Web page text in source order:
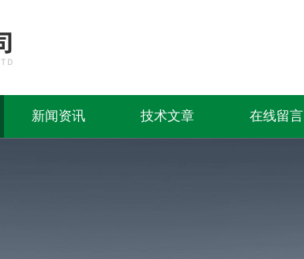
新闻资讯 技术文章 在线留言